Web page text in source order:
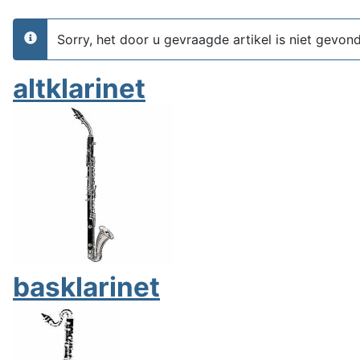
info
Sorry, het door u gevraagde artikel is niet
altklarinet
basklarinet